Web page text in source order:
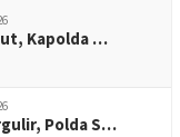
Kapolda …
Polda S…